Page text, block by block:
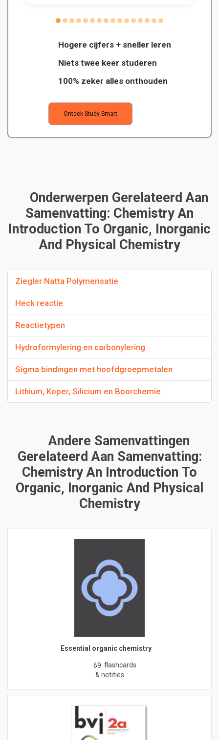
Hogere cijfers + sneller leren
Niets twee keer studeren
100% zeker alles onthouden
Ontdek Study Smart
Onderwerpen Gerelateerd Aan
Samenvatting: Chemistry An
Introduction To Organic, Inorganic
And Physical Chemistry
Ziegler Natta Polymerisatie
Heck reactie
Reactietypen
Hydroformylering en carbonylering
Sigma bindingen met hoofdgroepmetalen
Lithium, Koper, Silicium en Boorchemie
Andere Samenvattingen
Gerelateerd Aan Samenvatting:
Chemistry An Introduction To
Organic, Inorganic And Physical
Chemistry
Essential organic chemistry
69 flashcards
& notities